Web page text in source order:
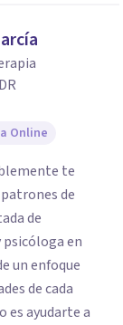
Online
te
de
en
un enfoque
de cada
es ayudarte a